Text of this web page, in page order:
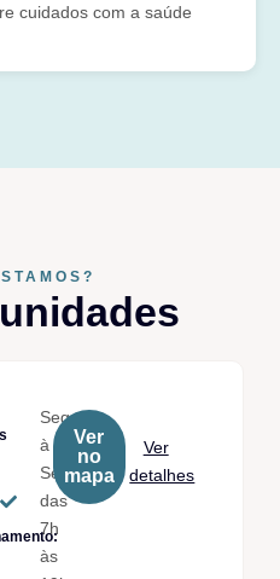
cuidados com a saúde
Seg.
à
Sex.
das
7h
às
Ver
no
mapa
Ver
detalhes